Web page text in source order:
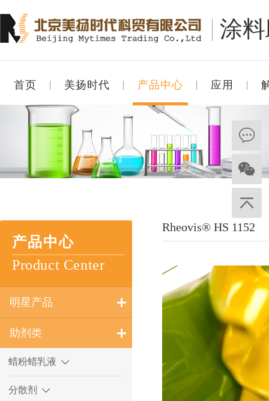
涂
首页 美扬时代 产品中心 应用
产品中心
Product Center
明星产品
助剂类
蜡粉蜡乳液
分散剂
Rheovis® HS 1152